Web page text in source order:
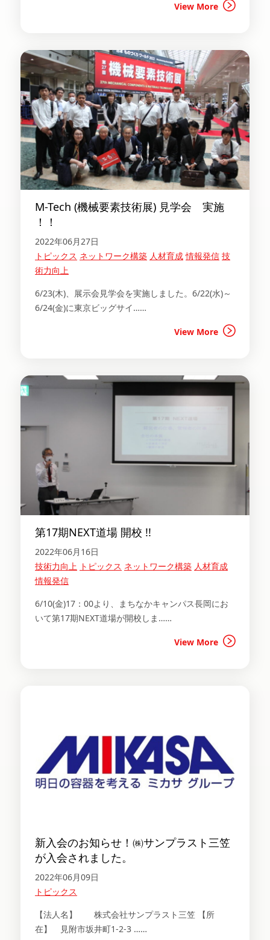
View More
M-Tech (機械要素技術展) 見学会 実施
！！
2022年06月27日
トピックス ネットワーク構築 人材育成 情報発信 技
術力向上
6/23(木)、展示会見学会を実施しました。6/22(水)～
6/24(金)に東京ビッグサイ……
View More
第17期NEXT道場 開校 !!
2022年06月16日
技術力向上 トピックス ネットワーク構築 人材育成
情報発信
6/10(金)17：00より、まちなかキャンパス長岡にお
いて第17期NEXT道場が開校しま……
View More
新入会のお知らせ！㈱サンプラスト三笠
が入会されました。
2022年06月09日
トピックス
【法人名】 株式会社サンプラスト三笠 【所
在】 見附市坂井町1-2-3 ……